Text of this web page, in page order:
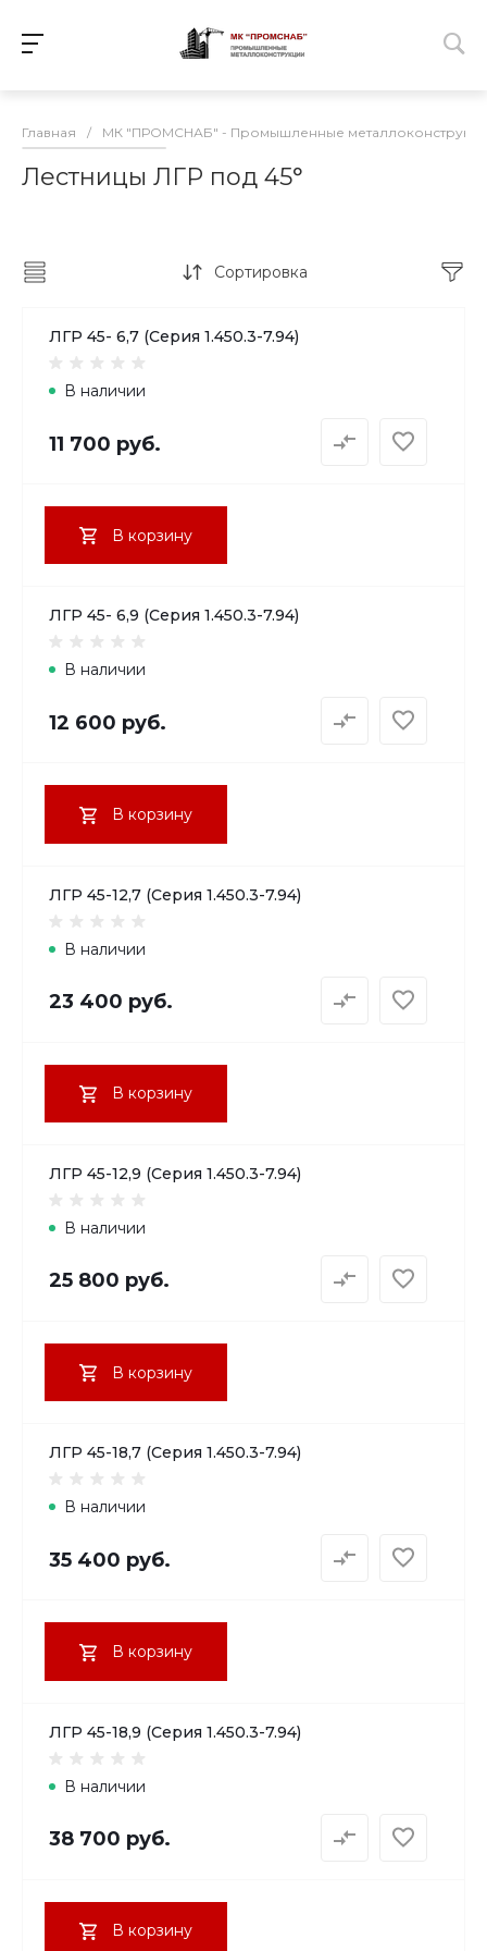
Главная / МК "ПРОМСНАБ" - Промышленные
Лестницы ЛГР под 45°
Сортировка
ЛГР 45- 6,7 (Серия 1.450.3-7.94)
В наличии
11 700 руб.
В корзину
ЛГР 45- 6,9 (Серия 1.450.3-7.94)
В наличии
12 600 руб.
В корзину
ЛГР 45-12,7 (Серия 1.450.3-7.94)
В наличии
23 400 руб.
В корзину
ЛГР 45-12,9 (Серия 1.450.3-7.94)
В наличии
25 800 руб.
В корзину
ЛГР 45-18,7 (Серия 1.450.3-7.94)
В наличии
35 400 руб.
В корзину
ЛГР 45-18,9 (Серия 1.450.3-7.94)
В наличии
38 700 руб.
В корзину